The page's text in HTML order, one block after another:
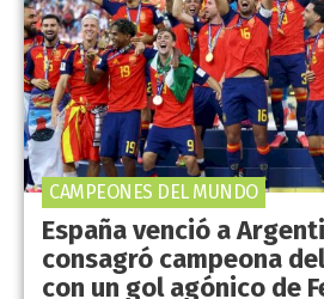
España venció a
consagró campeona
con un gol agónico de
CAMPEONES DEL MUNDO